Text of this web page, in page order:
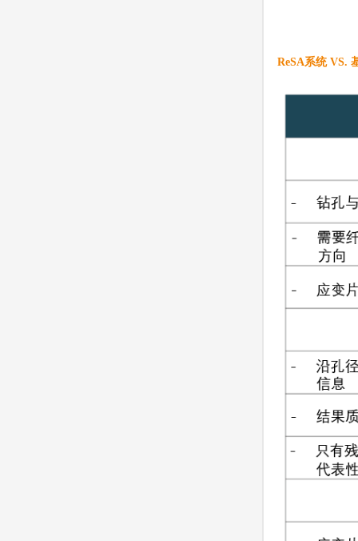
ReSA系统 VS.